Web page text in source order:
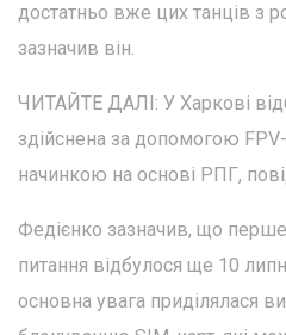
достатньо вже цих танців з
зазначив він.
ЧИТАЙТЕ ДАЛІ: У Харкові
здійснена за допомогою
начинкою на основі РПГ,
Федієнко зазначив, що
питання відбулося ще 10
основна увага приділялася